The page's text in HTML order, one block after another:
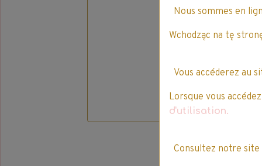
Nous sommes en
Wchodząc na tę
Vous accéderez au
Lorsque vous
d'utilisation.
Consultez notre site